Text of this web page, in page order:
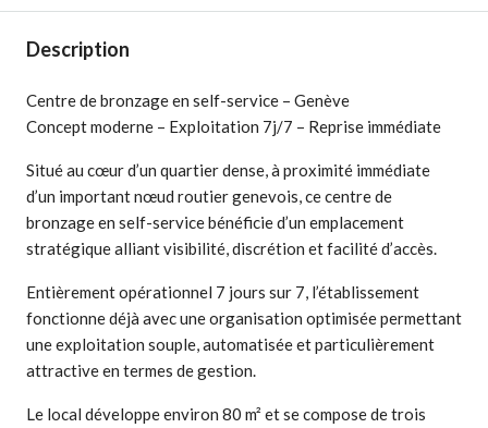
Description
Centre de bronzage en self-service – Genève
Concept moderne – Exploitation 7j/7 – Reprise immédiate
Situé au cœur d’un quartier dense, à proximité immédiate
d’un important nœud routier genevois, ce centre de
bronzage en self-service bénéficie d’un emplacement
stratégique alliant visibilité, discrétion et facilité d’accès.
Entièrement opérationnel 7 jours sur 7, l’établissement
fonctionne déjà avec une organisation optimisée permettant
une exploitation souple, automatisée et particulièrement
attractive en termes de gestion.
Le local développe environ 80 m² et se compose de trois